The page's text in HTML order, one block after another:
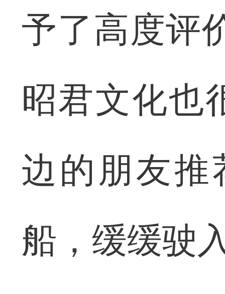
予了高度评
昭君文化也
边的朋友推
船，缓缓驶